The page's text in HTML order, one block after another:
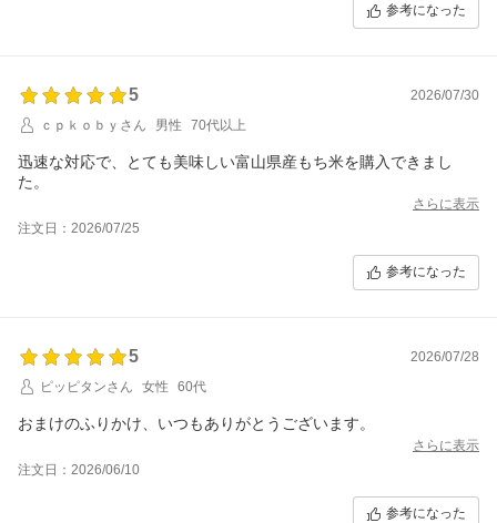
参考になった
5
2026/07/30
ｃｐｋｏｂｙさん
男性 70代以上
迅速な対応で、とても美味しい富山県産もち米を購入できまし
た。
さらに表示
注文日：2026/07/25
参考になった
5
2026/07/28
ピッピタンさん
女性 60代
おまけのふりかけ、いつもありがとうございます。
さらに表示
注文日：2026/06/10
参考になった